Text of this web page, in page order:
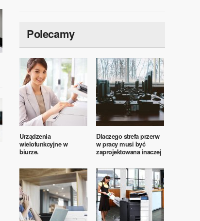
Polecamy
Urządzenia
wielofunkcyjne w
biurze.
Dlaczego strefa przerw
w pracy musi być
zaprojektowana inaczej